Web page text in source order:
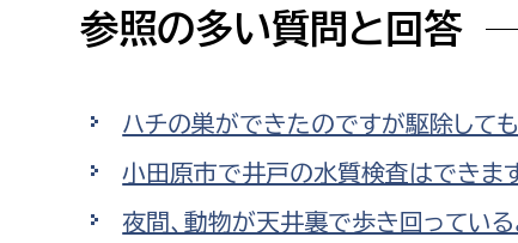
傷病者
事業者
労働者
戸籍住民課
福祉健康部
福祉政策課
子ど
子ど
参照の多い質問と回答
ハチの巣ができたのですが駆除しても
小田原市で井戸の水質検査はできま
夜間、動物が天井裏で歩き回っている